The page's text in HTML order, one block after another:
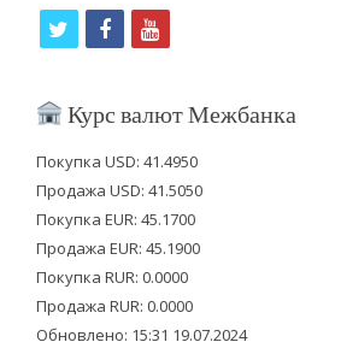
i
t
e
r
f
c
b
o
o
k
y
u
u
b
e
Курс валют Межбанка
Покупка USD: 41.4950
Продажа USD: 41.5050
Покупка EUR: 45.1700
Продажа EUR: 45.1900
Покупка RUR: 0.0000
Продажа RUR: 0.0000
Обновлено: 15:31 19.07.2024